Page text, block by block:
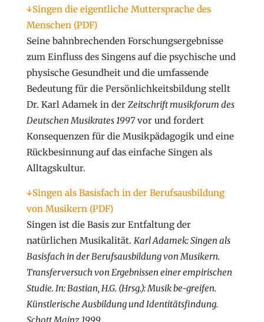
↓Singen die eigentliche Muttersprache des
Menschen (PDF)
Seine bahnbrechenden Forschungsergebnisse
zum Einfluss des Singens auf die psychische und
physische Gesundheit und die umfassende
Bedeutung für die Persönlichkeitsbildung stellt
Dr. Karl Adamek in der Zeitschrift musikforum des
Deutschen Musikrates 1997vor und fordert
Konsequenzen für die Musikpädagogik und eine
Rückbesinnung auf das einfache Singen als
Alltagskultur.
↓Singen als Basisfach in der Berufsausbildung
von Musikern (PDF)
Singen ist die Basis zur Entfaltung der
natürlichen Musikalität. Karl Adamek: Singen als
Basisfach in der Berufsausbildung von Musikern.
Transferversuch von Ergebnissen einer empirischen
Studie. In: Bastian, H.G. (Hrsg.): Musik be-greifen.
Künstlerische Ausbildung und Identitätsfindung.